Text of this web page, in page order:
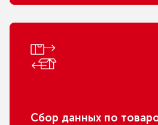
Сбор данных по